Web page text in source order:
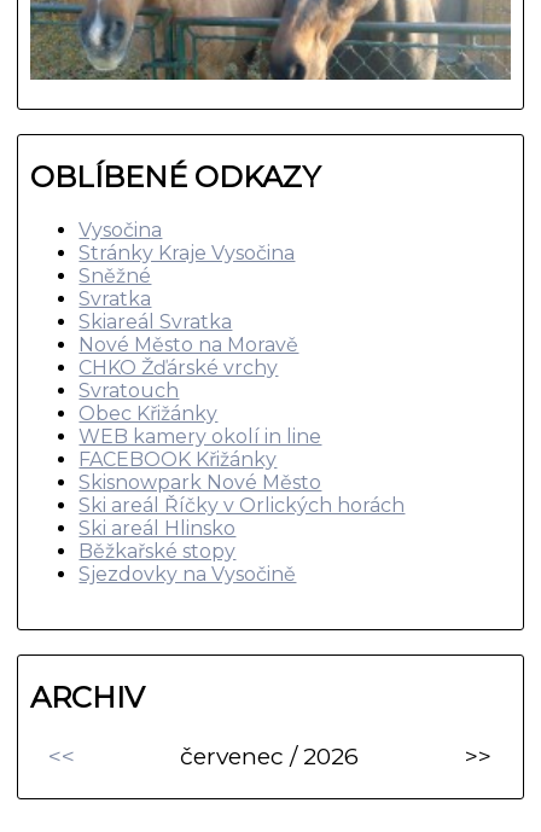
OBLÍBENÉ ODKAZY
Vysočina
Stránky Kraje Vysočina
Sněžné
Svratka
Skiareál Svratka
Nové Město na Moravě
CHKO Žďárské vrchy
Svratouch
Obec Křižánky
WEB kamery okolí in line
FACEBOOK Křižánky
Skisnowpark Nové Město
Ski areál Říčky v Orlických horách
Ski areál Hlinsko
Běžkařské stopy
Sjezdovky na Vysočině
ARCHIV
<< červenec / 2026 >>